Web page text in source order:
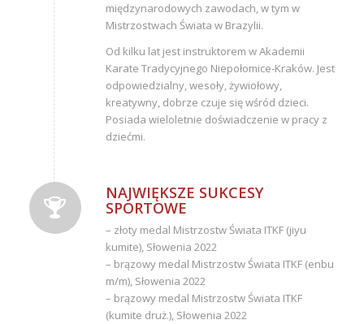
międzynarodowych zawodach, w tym w
Mistrzostwach Świata w Brazylii.
Od kilku lat jest instruktorem w Akademii
Karate Tradycyjnego Niepołomice-Kraków. Jest
odpowiedzialny, wesoły, żywiołowy,
kreatywny, dobrze czuje się wśród dzieci.
Posiada wieloletnie doświadczenie w pracy z
dziećmi.
NAJWIĘKSZE SUKCESY
SPORTOWE
– złoty medal Mistrzostw Świata ITKF (jiyu
kumite), Słowenia 2022
– brązowy medal Mistrzostw Świata ITKF (enbu
m/m), Słowenia 2022
– brązowy medal Mistrzostw Świata ITKF
(kumite druż.), Słowenia 2022